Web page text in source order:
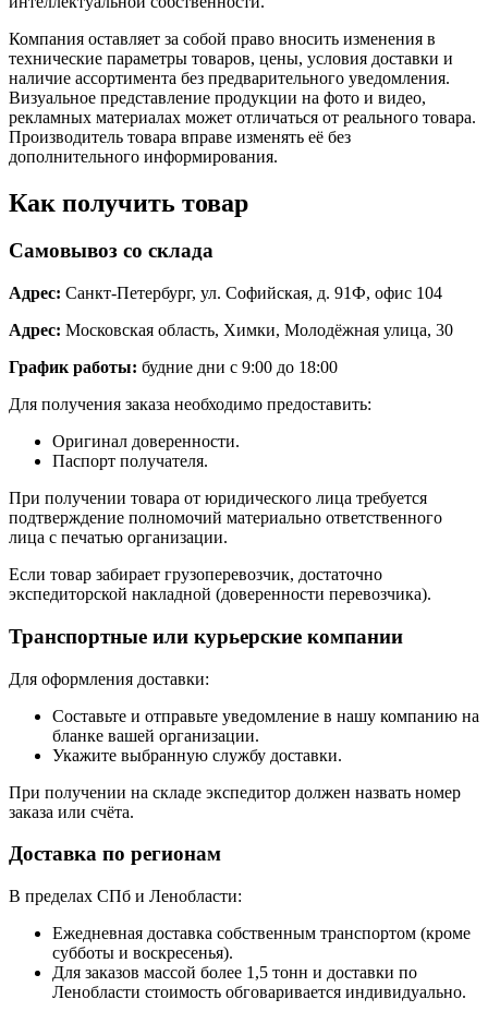
Компания оставляет за собой право вносить изменения в
технические параметры товаров, цены, условия доставки и
наличие ассортимента без предварительного уведомления.
Визуальное представление продукции на фото и видео,
рекламных материалах может отличаться от реального товара.
Производитель товара вправе изменять её без
дополнительного информирования.
Как получить товар
Самовывоз со склада
Адрес: Санкт-Петербург, ул. Софийская, д. 91Ф, офис 104
Адрес: Московская область, Химки, Молодёжная улица, 30
График работы: будние дни с 9:00 до 18:00
Для получения заказа необходимо предоставить:
Оригинал доверенности.
Паспорт получателя.
При получении товара от юридического лица требуется
подтверждение полномочий материально ответственного
лица с печатью организации.
Если товар забирает грузоперевозчик, достаточно
экспедиторской накладной (доверенности перевозчика).
Транспортные или курьерские компании
Для оформления доставки:
Составьте и отправьте уведомление в нашу компанию на
бланке вашей организации.
Укажите выбранную службу доставки.
При получении на складе экспедитор должен назвать номер
заказа или счёта.
Доставка по регионам
В пределах СПб и Ленобласти:
Ежедневная доставка собственным транспортом (кроме
субботы и воскресенья).
Для заказов массой более 1,5 тонн и доставки по
Ленобласти стоимость обговаривается индивидуально.